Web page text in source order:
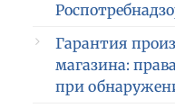
Гарантия
магазина:
при